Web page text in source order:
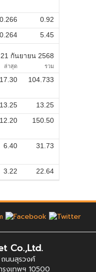
0.266
0.92
0.264 5.45
กันยายน 2568
ล่าสุด รวม
17.30 104.733
13.25
13.25
12.20 150.50
6.40 31.73
3.22 22.64
Co.,Ltd.
นนสุรวงศ์
งเทพฯ 10500